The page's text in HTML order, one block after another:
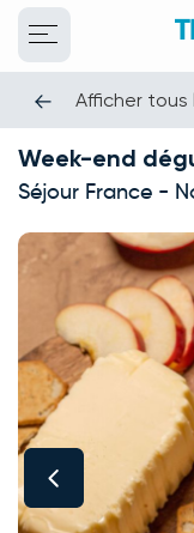
Afficher tous
This carousel shows
Week-end
Séjour France -